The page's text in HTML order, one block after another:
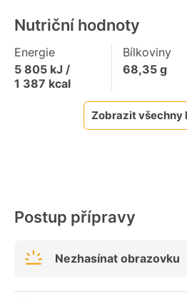
Nutriční hodnoty
Energie
5 805 kJ /
1 387 kcal
Bílkoviny
68,35g
Zobrazit všechny
Postup přípravy
Nezhasínat obrazovku